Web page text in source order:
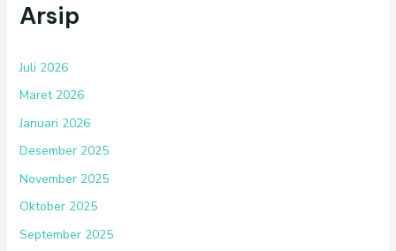
Arsip
Juli 2026
Maret 2026
Januari 2026
Desember 2025
November 2025
Oktober 2025
September 2025